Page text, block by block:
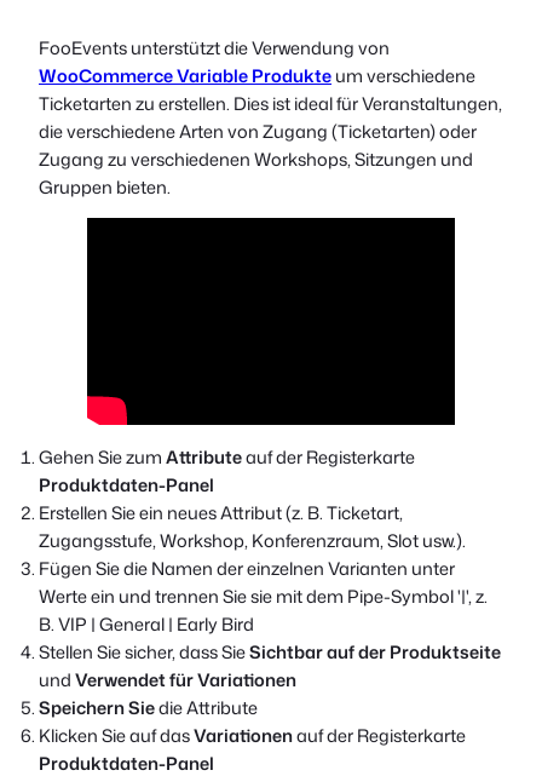
Polish
Czech
Greek
FooEvents unterstützt die Verwendung von
WooCommerce Variable Produkteum verschiedene
Ticketarten zu erstellen. Dies ist ideal für Veranstaltungen,
die verschiedene Arten von Zugang (Ticketarten) oder
Zugang zu verschiedenen Workshops, Sitzungen und
Gruppen bieten.
Gehen Sie zumAttributeauf der Registerkarte
Produktdaten-Panel
Erstellen Sie ein neues Attribut (z. B. Ticketart,
Zugangsstufe, Workshop, Konferenzraum, Slot usw.).
Fügen Sie die Namen der einzelnen Varianten unter
Werte ein und trennen Sie sie mit dem Pipe-Symbol '|', z.
B. VIP | General | Early Bird
Stellen Sie sicher, dass SieSichtbar auf der Produktseite
undVerwendet für Variationen
Speichern Siedie Attribute
Klicken Sie auf dasVariationenauf der Registerkarte
Produktdaten-Panel